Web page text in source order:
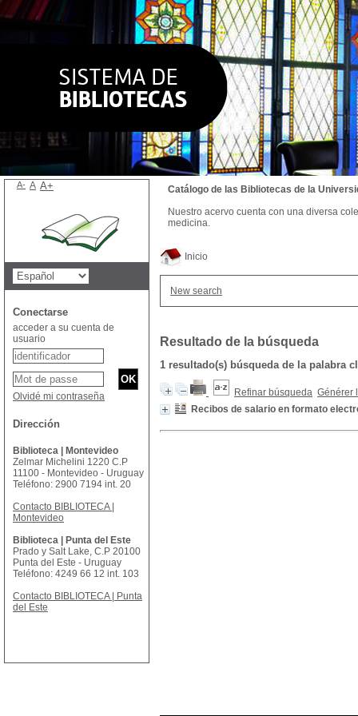
Inicio
New search
Resultado de la búsqueda
1 resultado(s) búsqueda de la palabra
Refinar búsqueda Générer
Recibos de salario en formato
Catálogo de las Bibliotecas de la
Nuestro acervo cuenta con una diversa
medicina.
A- A A+
Conectarse
acceder a su cuenta de
usuario
Olvidé mi contraseña
Dirección
Biblioteca | Montevideo
Zelmar Michelini 1220 C.P
11100 - Montevideo - Uruguay
Teléfono: 2900 7194 int. 20
Contacto BIBLIOTECA |
Montevideo
Biblioteca | Punta del Este
Prado y Salt Lake, C.P 20100
Punta del Este - Uruguay
Teléfono: 4249 66 12 int. 103
Contacto BIBLIOTECA | Punta
del Este